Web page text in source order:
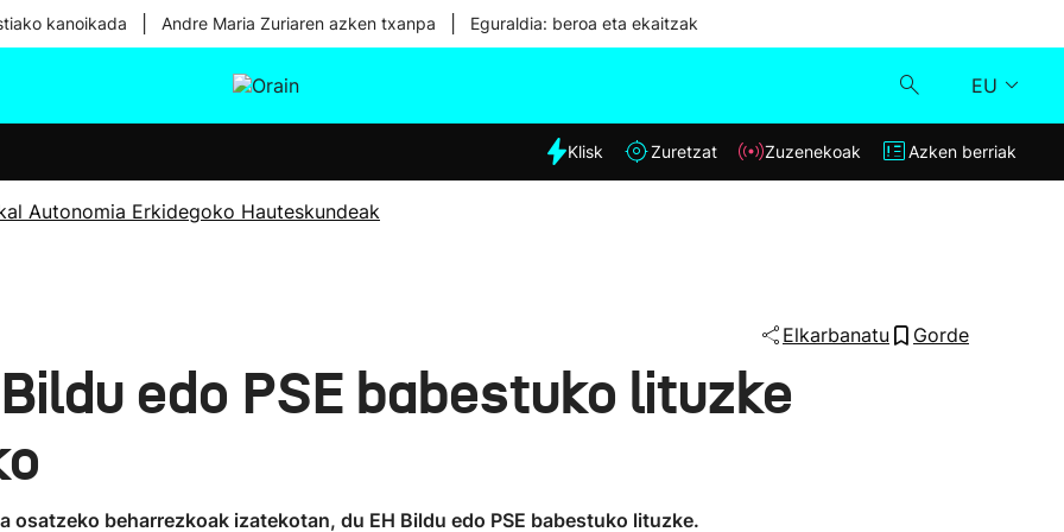
kanoikada Andre Maria Zuriaren azken txanpa Eguraldia: beroa eta ekaitzak
EU
Eguraldia
Klisk
Klisk Zuretzat Zuzenekoak Azken berriak
Autonomia Erkidegoko Hauteskundeak
Elkarbanatu Gorde
edo PSE babestuko lituzke
osatzeko beharrezkoak izatekotan, du EH Bildu edo PSE babestuko lituzke.